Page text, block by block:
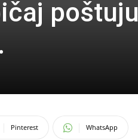
Pinterest WhatsApp